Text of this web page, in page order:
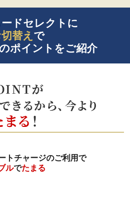
ドセレクトに
替え で
ポイントをご紹介
トチャージのご利用で
ルでたまる